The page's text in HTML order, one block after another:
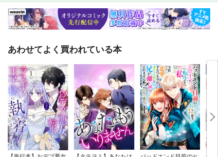
あわせてよく買われている本